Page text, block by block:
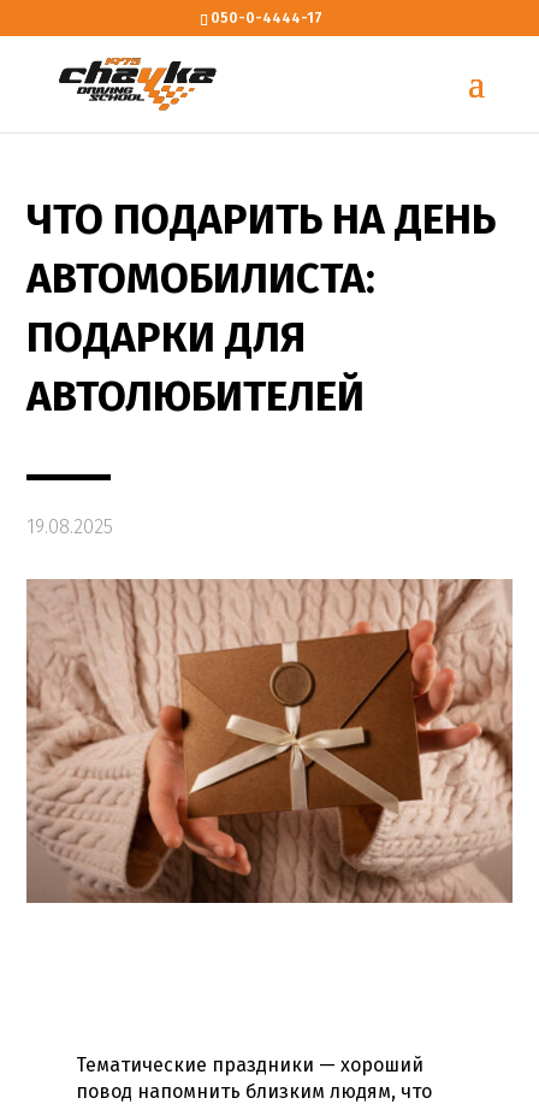
050-0-4444-17
ЧТО ПОДАРИТЬ НА ДЕНЬ
АВТОМОБИЛИСТА:
ПОДАРКИ ДЛЯ
АВТОЛЮБИТЕЛЕЙ
19.08.2025
Тематические праздники — хороший
повод напомнить близким людям, что